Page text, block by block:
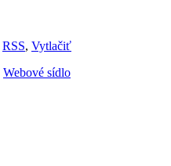
RSS, Vytlačiť
Webové sídlo